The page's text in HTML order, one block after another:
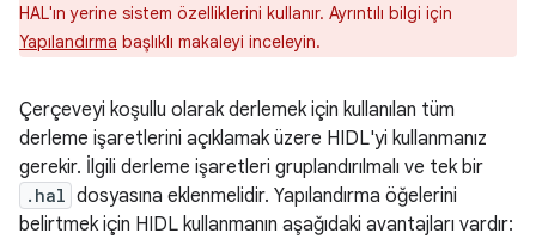
HAL'ın yerine sistem özelliklerini kullanır. Ayrıntılı bilgi için
Yapılandırma başlıklı makaleyi inceleyin.
Çerçeveyi koşullu olarak derlemek için kullanılan tüm
derleme işaretlerini açıklamak üzere HIDL'yi kullanmanız
gerekir. İlgili derleme işaretleri gruplandırılmalı ve tek bir
.hal dosyasına eklenmelidir. Yapılandırma öğelerini
belirtmek için HIDL kullanmanın aşağıdaki avantajları vardır: